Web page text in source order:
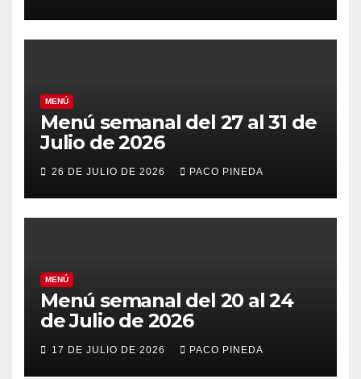
MENÚ
Menú semanal del 27 al 31 de
Julio de 2026
26 DE JULIO DE 2026 PACO PINEDA
MENÚ
Menú semanal del 20 al 24
de Julio de 2026
17 DE JULIO DE 2026 PACO PINEDA